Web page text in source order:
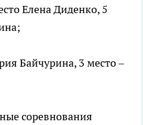
Елена Диденко, 5
Байчурина, 3 место –
соревнования